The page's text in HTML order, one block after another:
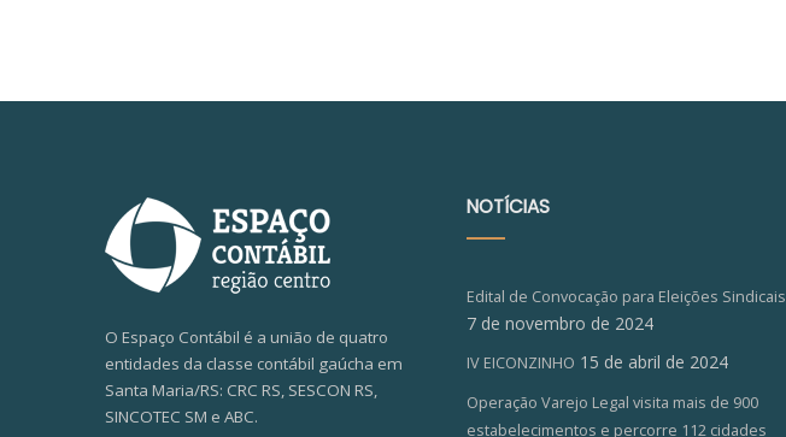
O Espaço Contábil é a união de quatro
entidades da classe contábil gaúcha em
Santa Maria/RS: CRC RS, SESCON RS,
SINCOTEC SM e ABC.
NOTÍCIAS
Edital de Convocação para Eleições Sindicais
7 de novembro de 2024
IV EICONZINHO 15 de abril de 2024
Operação Varejo Legal visita mais de 900
estabelecimentos e percorre 112 cidades